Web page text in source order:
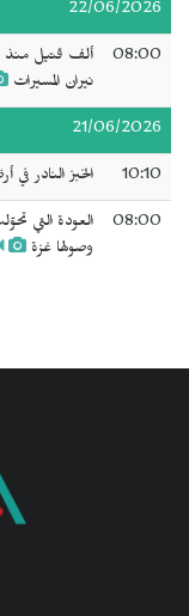
22/06/2026
08:00
ألف قتيل منذ
نيران المسيرات
21/06/2026
10:10 الخبز النادر
08:00
العودة التي
وصولها غزة